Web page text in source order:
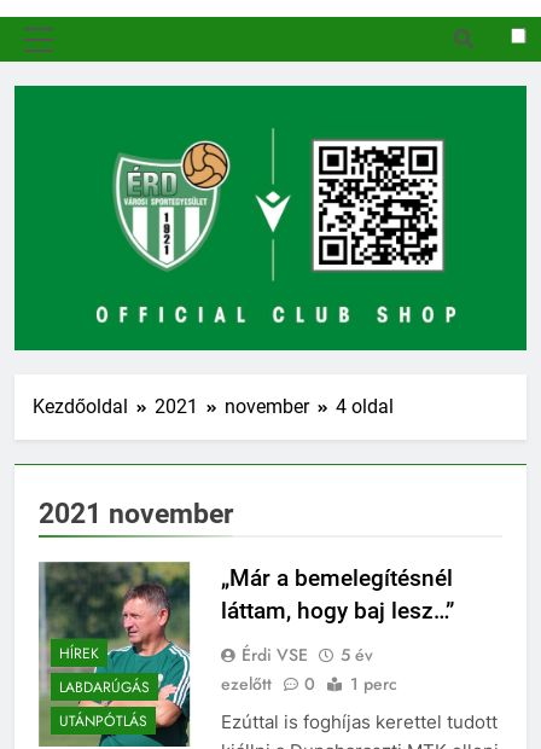
Kezdőoldal 2021 november 4 oldal
2021 november
HÍREK
LABDARÚGÁS
UTÁNPÓTLÁS
„Már a bemelegítésnél
láttam, hogy baj lesz…”
Érdi VSE
5 év
ezelőtt
0 1 perc
Ezúttal is foghíjas kerettel tudott